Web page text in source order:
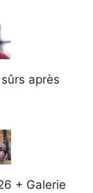
après
+ Galerie